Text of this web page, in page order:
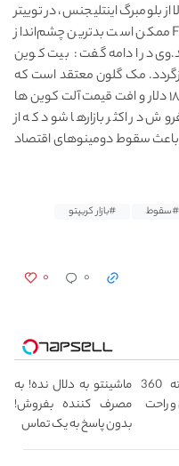
بلومبرگ اینتلیجنس، در توییتر
پیش‌بینی کرده است که سقوط اخیر FTX ممکن است بدترین چشم‌انداز
در ادامه گفت : بیت کوین
به سطح ۱۰۰۰۰ دلار بازگردد. مک گلون معتقد است که
کاهش فعلی بیت کوین به زیر سطح ۱۸۰۰۰ دلار و افت قیمت آلت کوین ها
در اکثر بازارها شود که از
باعث سقوط دومینوهای اقتصاد
#سقوط
#بازار کریپتو
۰ ۰
دوربین مداربسته 360
راحت
ماشینتو به دلال نده! به
مصرف کننده بفروش!
بدون پاسخ به یک تماس